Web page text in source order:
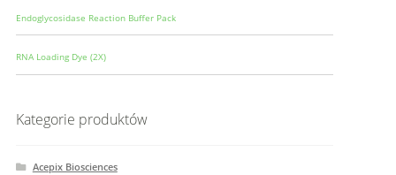
Endoglycosidase Reaction Buffer Pack
RNA Loading Dye (2X)
Kategorie produktów
Acepix Biosciences